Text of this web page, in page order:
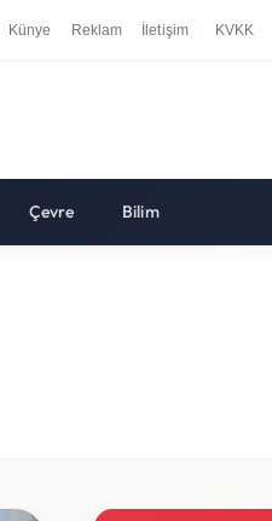
Künye Reklam İletişim KVKK
Çevre Bilim